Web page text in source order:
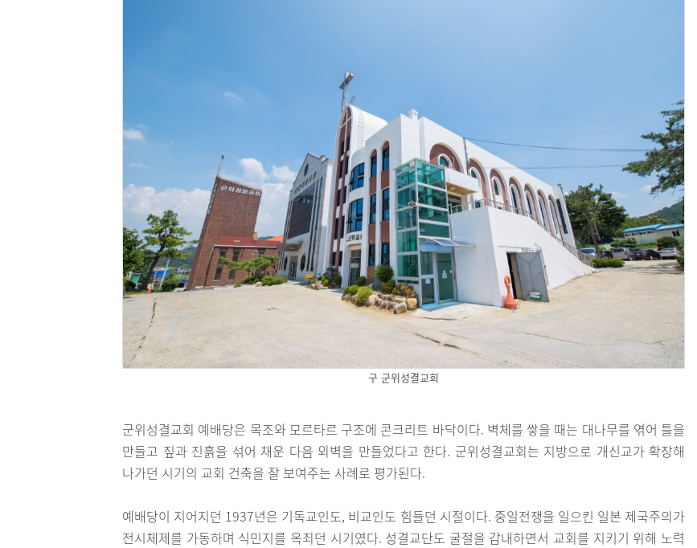
구 군위성결교회
군위성결교회 예배당은 목조와 모르타르 구조에 콘크리트 바닥이다. 벽체를 쌓을 때는 대나무를 엮어 틀을
만들고 짚과 진흙을 섞어 채운 다음 외벽을 만들었다고 한다. 군위성결교회는 지방으로 개신교가 확장해
나가던 시기의 교회 건축을 잘 보여주는 사례로 평가된다.
예배당이 지어지던 1937년은 기독교인도, 비교인도 힘들던 시절이다. 중일전쟁을 일으킨 일본 제국주의가
전시체제를 가동하며 식민지를 옥죄던 시기였다. 성결교단도 굴절을 감내하면서 교회를 지키기 위해 노력